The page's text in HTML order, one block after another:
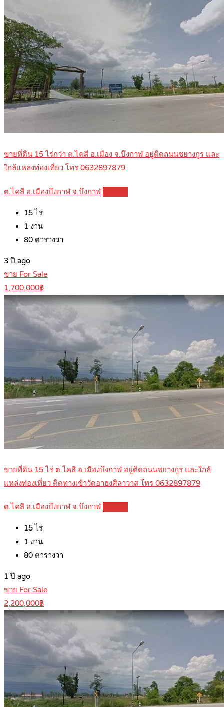
ขายที่ดิน 15 ไร่กว่า ต.ไคสี อ.เมือง จ.บึงกาฬ อยู่ติดถนนชยางกูร และ
ใกล้แหล่งท่องเที่ยว โทร 0632897879
ต.ไคสี อ.เมืองบึงกาฬ จ.บึงกาฬ
15ไร่
1 งาน
80 ตารางวา
3 ปี ago
ขาย For Sale
1,700,000฿
ขายที่ดิน 15 ไร่ ต.ไคสี อ.เมืองบึงกาฬ อยู่ติดถนนชยางกูร และใกล้
แหล่งท่องเที่ยว ติดทางเข้าวัดอาฮงศิลาวาส โทร 0632897879
ต.ไคสี อ.เมืองบึงกาฬ จ.บึงกาฬ
15ไร่
1 งาน
80 ตารางวา
1 ปี ago
ขาย For Sale
2,200,000฿